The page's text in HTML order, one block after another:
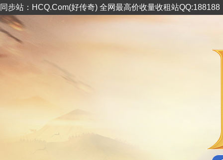
同步站：HCQ.Com(好传奇) 全网最高价收量收租站